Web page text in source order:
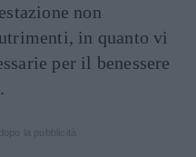
non
in quanto vi
per il benessere